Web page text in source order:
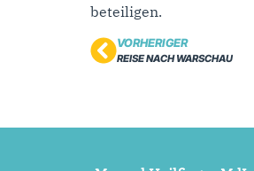
beteiligen.
VORHERIGER
REISE NACH WARSCHAU